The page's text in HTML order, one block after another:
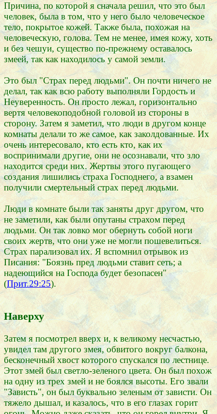
Причина, по которой я сначала решил, что это был
человек, была в том, что у него было человеческое
тело, покрытое кожей. Также была, похожая на
человеческую, голова. Тем не менее, имея кожу, хоть
и без чешуи, существо по-прежнему оставалось
змеей, так как находилось у самой земли.
Это был "Страх перед людьми". Он почти ничего не
делал, так как всю работу выполняли Гордость и
Неуверенность. Он просто лежал, горизонтально
вертя человекоподобной головой из стороны в
сторону. Затем я заметил, что люди в другом конце
комнаты делали то же самое, как заколдованные. Их
очень интересовало, кто есть кто, как их
воспринимали другие, они не осознавали, что зло
находится среди них. Жертвы этого пугающего
создания лишились страха Господнего, а взамен
получили смертельный страх перед людьми.
Люди в комнате были так заняты друг другом, что
не заметили, как были опутаны страхом перед
людьми. Он так ловко мог обернуть собой ноги
своих жертв, что они уже не могли пошевелиться.
Страх парализовал их. Я вспомнил отрывок из
Писания: "Боязнь пред людьми ставит сеть; а
надеющийся на Господа будет безопасен"
(Прит.29:25).
Наверху
Затем я посмотрел вверх и, к великому несчастью,
увидел там другого змея, обвитого вокруг балкона,
бесконечный хвост которого спускался по лестнице.
Этот змей был светло-зеленого цвета. Он был похож
на одну из трех змей и не боялся высоты. Его звали
"Зависть", он был буквально зеленым от зависти. Он
тяжело дышал, и казалось, что в его глазах горит